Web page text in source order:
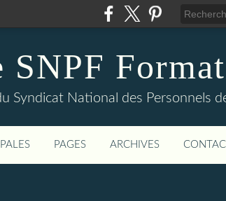
SNPF
Syndicat National des Personnels
PAGES ARCHIVES